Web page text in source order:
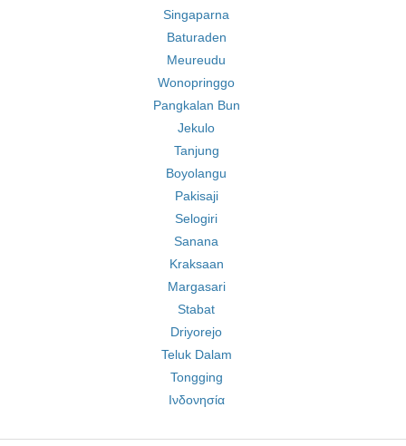
Singaparna
Baturaden
Meureudu
Wonopringgo
Pangkalan Bun
Jekulo
Tanjung
Boyolangu
Pakisaji
Selogiri
Sanana
Kraksaan
Margasari
Stabat
Driyorejo
Teluk Dalam
Tongging
Ινδονησία